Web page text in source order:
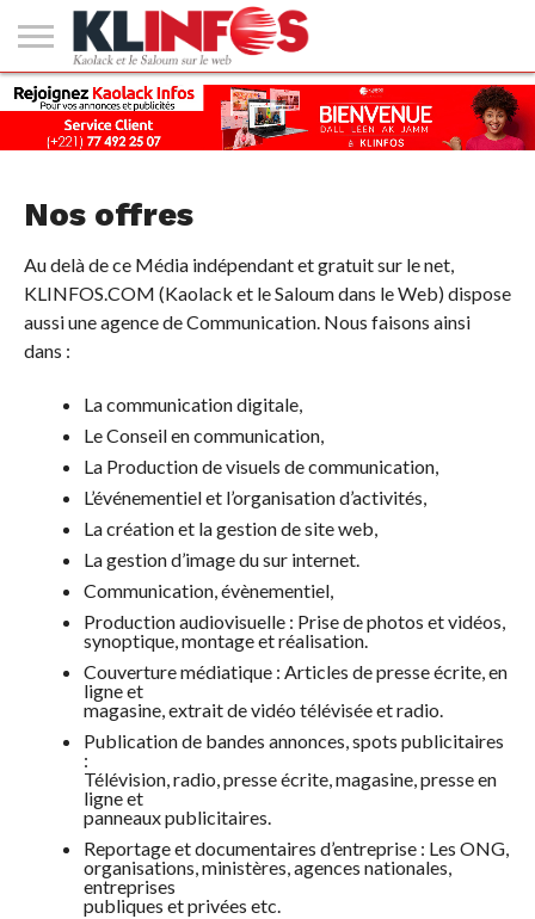
#2
(PAS
DE
TITRE)
KAOLACK
POLITIQUE
ECONOMIE
SOCIÉTÉ
CULTURE
PEOPLE
SPORT
SANTÉ
AFRIQUE
INTERNATIONAL
EMPLOI &
FORMATION
Nos offres
Au delà de ce Média indépendant et gratuit sur le net,
KLINFOS.COM (Kaolack et le Saloum dans le Web) dispose
aussi une agence de Communication. Nous faisons ainsi
dans :
La communication digitale,
Le Conseil en communication,
La Production de visuels de communication,
L’événementiel et l’organisation d’activités,
La création et la gestion de site web,
La gestion d’image du sur internet.
Communication, évènementiel,
Production audiovisuelle : Prise de photos et vidéos,
synoptique, montage et réalisation.
Couverture médiatique : Articles de presse écrite, en
ligne et
magasine, extrait de vidéo télévisée et radio.
Publication de bandes annonces, spots publicitaires
:
Télévision, radio, presse écrite, magasine, presse en
ligne et
panneaux publicitaires.
Reportage et documentaires d’entreprise : Les ONG,
organisations, ministères, agences nationales,
entreprises
publiques et privées etc.